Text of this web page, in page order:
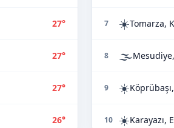
27°
27°
27°
26°
7 ☀️Tomarza,
8 🌫️
9 ☀️
10 ☀️Karayazı,